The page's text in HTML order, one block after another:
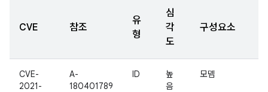
CVE 참조
유
형
심
각
도
구성요소
CVE-
2021-
A-
180401789
ID
높
음
모뎀